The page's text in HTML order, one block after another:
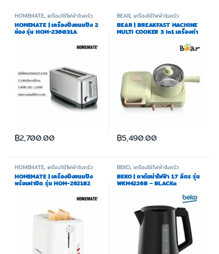
HOMEMATE, เครื่องใช้ไฟฟ้าในครัว
HOMEMATE | เครื่องปิ้งขนมปัง 2
ช่อง รุ่น HOM-236031A
฿2,700.00
BEAR,เครื่องใช้ไฟฟ้าในครัว
BEAR | BREAKFAST MACHINE
MULTI COOKER 3 in1 เครื่องทำ
แซนด์วิช/เตาความร้อน 1.2 ลิตร
฿5,490.00
HOMEMATE, เครื่องใช้ไฟฟ้าในครัว
HOMEMATE | เครื่องปิ้งขนมปัง
พร้อมฝาปิด รุ่น HOM-262182
BEKO,เครื่องใช้ไฟฟ้าในครัว
BEKO | กาต้มน้ำไฟฟ้า 1.7 ลิตร รุ่น
WKM4226B – BLACKa